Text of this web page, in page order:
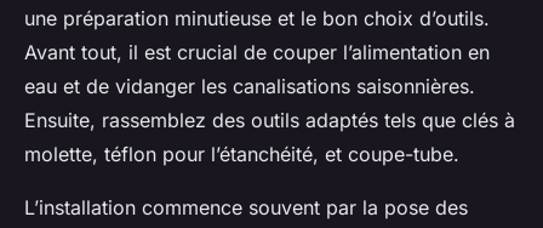
une préparation minutieuse et le bon choix d’outils.
Avant tout, il est crucial de couper l’alimentation en
eau et de vidanger les canalisations saisonnières.
Ensuite, rassemblez des outils adaptés tels que clés à
molette, téflon pour l’étanchéité, et coupe-tube.
L’installation commence souvent par la pose des